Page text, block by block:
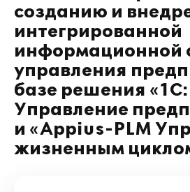
созданию и
интегрированной
информационной
управления
базе решения
Управление
и «Appius-PLM
жизненным